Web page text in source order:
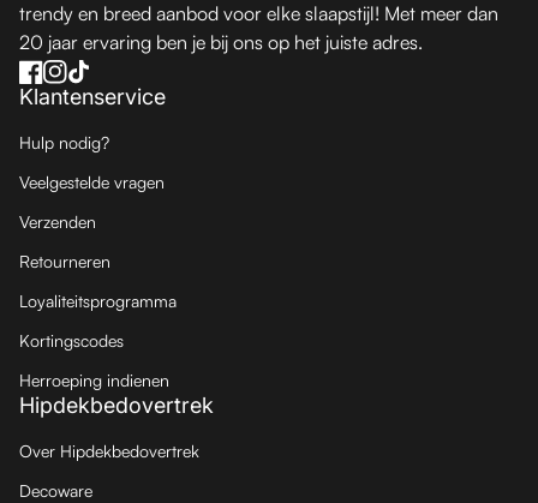
trendy en breed aanbod voor elke slaapstijl! Met meer dan
20 jaar ervaring ben je bij ons op het juiste adres.
Facebook
(link opent in nieuw tabblad/venster)
(link opent in nieuw tabblad/venster)
Instagram
(link opent in nieuw tabblad/venster)
(link opent in nieuw tabblad/venster)
Klantenservice
Hulp nodig?
Veelgestelde vragen
Verzenden
Retourneren
Loyaliteitsprogramma
Kortingscodes
Herroeping indienen
Hipdekbedovertrek
Over Hipdekbedovertrek
Decoware